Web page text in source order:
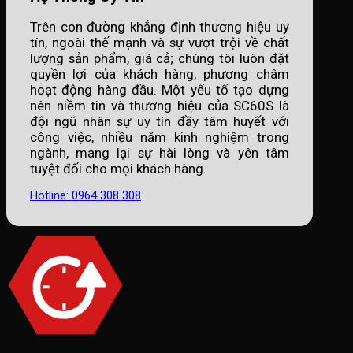
Trên con đường khẳng định thương hiệu uy
tín, ngoài thế mạnh và sự vượt trội về chất
lượng sản phẩm, giá cả; chúng tôi luôn đặt
quyền lợi của khách hàng, phương châm
hoạt động hàng đầu. Một yếu tố tạo dựng
nên niềm tin và thương hiệu của SC60S là
đội ngũ nhân sự uy tín đầy tâm huyết với
công việc, nhiều năm kinh nghiệm trong
ngành, mang lại sự hài lòng và yên tâm
tuyệt đối cho mọi khách hàng.
Hotline: 0964 308 308